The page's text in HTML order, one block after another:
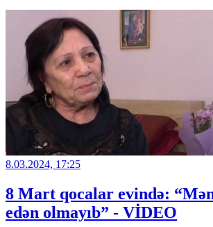
8.03.2024, 17:25
8 Mart qocalar evində:
edən olmayıb” - VİDEO